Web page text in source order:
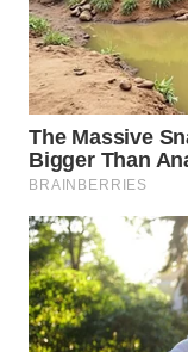
WN
DEPOK
WN
TAPANULI
UTARA
WN
SAMOSIR
WN